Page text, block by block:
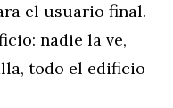
el usuario final.
nadie la ve,
todo el edificio